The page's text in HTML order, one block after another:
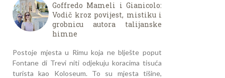
Goffredo Mameli i Gianicolo:
Vodič kroz povijest, mistiku i
grobnicu autora talijanske
himne
Postoje mjesta u Rimu koja ne blješte poput
Fontane di Trevi niti odjekuju koracima tisuća
turista kao Koloseum. To su mjesta tišine,